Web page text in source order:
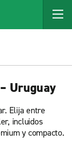
Uruguay
Elija entre
incluidos
y compacto.